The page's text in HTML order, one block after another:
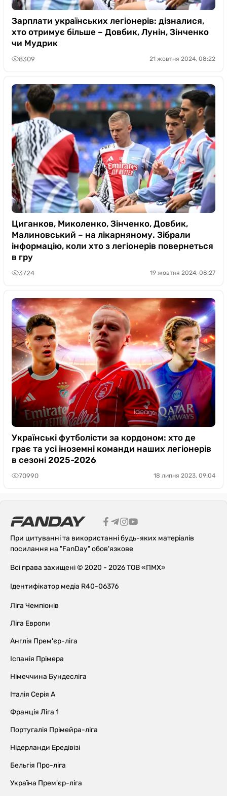
Зарплати українських легіонерів: дізналися,
хто отримує більше – Довбик, Лунін, Зінченко
чи Мудрик
8309 21 жовтня 2024, 08:22
Циганков, Миколенко, Зінченко, Довбик,
Малиновський – на лікарняному. Зібрали
інформацію, коли хто з легіонерів повернеться
в гру
3724 19 жовтня 2024, 08:27
Українські футболісти за кордоном: хто де
грає та усі іноземні команди наших легіонерів
в сезоні 2025-2026
70990 18 липня 2023, 09:04
При цитуванні та використанні будь-яких матеріалів
посилання на "FanDay" обов'язкове
Всі права захищені © 2020 - 2026 ТОВ «ПМХ»
Ідентифікатор медіа R40-06376
Ліга Чемпіонів
Ліга Европи
Англія Прем'єр-ліга
Іспанія Прімера
Німеччина Бундесліга
Італія Серія А
Франція Ліга 1
Португалія Прімейра-ліга
Нідерланди Ередівізі
Бельгія Про-ліга
Україна Прем'єр-ліга